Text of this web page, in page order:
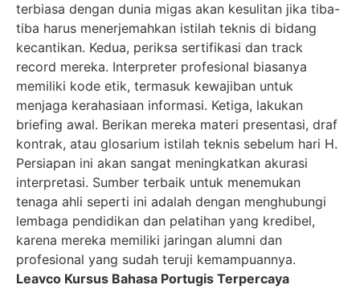
terbiasa dengan dunia migas akan kesulitan jika tiba-
tiba harus menerjemahkan istilah teknis di bidang
kecantikan. Kedua, periksa sertifikasi dan track
record mereka. Interpreter profesional biasanya
memiliki kode etik, termasuk kewajiban untuk
menjaga kerahasiaan informasi. Ketiga, lakukan
briefing awal. Berikan mereka materi presentasi, draf
kontrak, atau glosarium istilah teknis sebelum hari H.
Persiapan ini akan sangat meningkatkan akurasi
interpretasi. Sumber terbaik untuk menemukan
tenaga ahli seperti ini adalah dengan menghubungi
lembaga pendidikan dan pelatihan yang kredibel,
karena mereka memiliki jaringan alumni dan
profesional yang sudah teruji kemampuannya.
Leavco Kursus Bahasa Portugis Terpercaya